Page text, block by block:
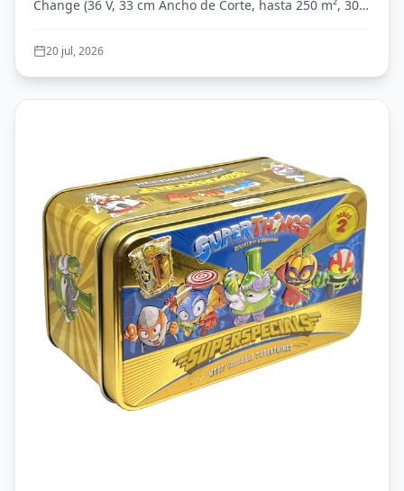
con 2X 2,5 Ah baterías + 2X cargadore)
Change (36 V, 33 cm Ancho de Corte, hasta 250 m², 30L
20 jul, 2026